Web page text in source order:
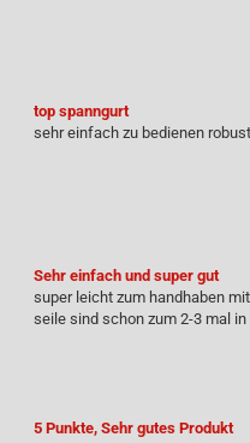
top spanngurt
sehr einfach zu bedienen
Sehr einfach und super gut
super leicht zum handhaben
seile sind schon zum 2-3 mal
5 Punkte, Sehr gutes Produkt